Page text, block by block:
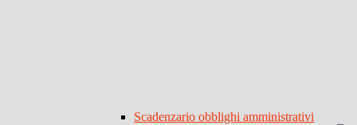
Scadenzario obblighi amministrativi